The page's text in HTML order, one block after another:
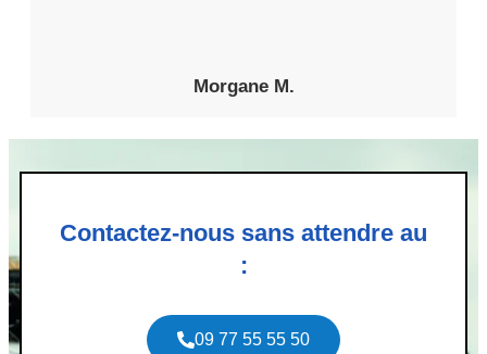
Morgane M.
Contactez-nous sans attendre au
:
09 77 55 55 50